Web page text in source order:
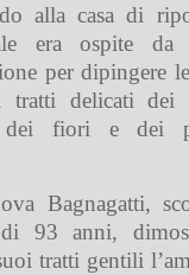
alla casa di
era ospite da
per dipingere
tratti delicati dei
dei fiori e dei
Bagnagatti,
di 93 anni,
tratti gentili